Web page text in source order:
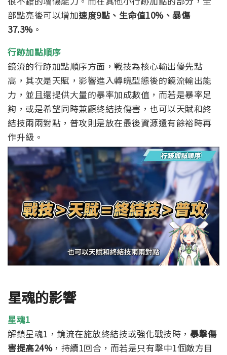
部點亮後可以增加速度9點、生命值10%、暴傷
37.3%。
行跡加點順序
鏡流的行跡加點順序方面，戰技為核心輸出優先點
高，其次是天賦，影響進入轉魄型態後的鏡流輸出能
力，並且還提供大量的暴率加成數值，而若是暴率足
夠，或是希望同時兼顧終結技傷害，也可以天賦和終
結技兩兩對點，普攻則是放在最後資源還有餘裕時再
作升級。
星魂的影響
星魂1
解鎖星魂1，鏡流在施放終結技或強化戰技時， 暴擊傷
害提高24%，持續1回合，而若是只有擊中1個敵方目